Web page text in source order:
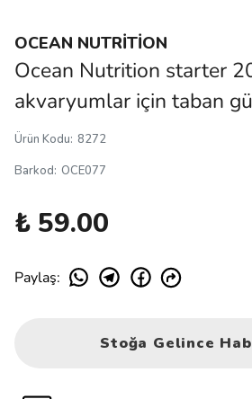
OCEAN NUTRİTİON
Ocean Nutrition starter
akvaryumlar için taban
Ürün Kodu: 8272
Barkod: OCE077
₺ 59.00
Paylaş:
Stoğa Gelince